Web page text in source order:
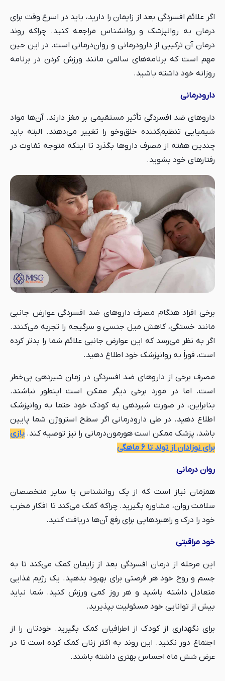
اگر علائم افسردگی بعد از زایمان را دارید، باید در اسرع وقت برای
درمان به روانپزشک و روانشناس مراجعه کنید. چراکه روند
درمان آن ترکیبی از دارودرمانی و روان‌درمانی است. در این حین
مهم است که برنامه‌های سالمی مانند ورزش کردن در برنامه
روزانه خود داشته باشید.
دارودرمانی
داروهای ضد افسردگی تأثیر مستقیمی بر مغز دارند. آن‌ها مواد
شیمیایی تنظیم‌کننده خلق‌وخو را تغییر می‌دهند. البته باید
چندین هفته از مصرف داروها بگذرد تا اینکه متوجه تفاوت در
رفتارهای خود بشوید.
برخی افراد هنگام مصرف داروهای ضد افسردگی عوارض جانبی
مانند خستگی، کاهش میل جنسی و سرگیجه را تجربه می‌کنند.
اگر به نظر می‌رسد که این عوارض جانبی علائم شما را بدتر کرده
است، فوراً به روانپزشک خود اطلاع دهید.
مصرف برخی از داروهای ضد افسردگی در زمان شیردهی بی‌خطر
است، اما در مورد برخی دیگر ممکن است اینطور نباشند.
بنابراین، در صورت شیردهی به کودک خود حتما به روانپزشک
اطلاع دهید. در طی دارودرمانی اگر سطح استروژن شما پایین
باشد، پزشک ممکن است هورمون‌درمانی را نیز توصیه کند. بازی
برای نوزادان از تولد تا 6 ماهگی
روان درمانی
همزمان نیاز است که از یک روانشناس یا سایر متخصصان
سلامت روان، مشاوره بگیرید. چراکه کمک می‌کند تا افکار مخرب
خود را درک و راهبردهایی برای رفع آن‌ها دریافت کنید.
خود مراقبتی
این مرحله از درمان افسردگی بعد از زایمان کمک می‌کند تا به
جسم و روح خود هر فرصتی برای بهبود بدهید. یک رژیم غذایی
متعادل داشته باشید و هر روز کمی ورزش کنید. شما نباید
بیش از توانایی خود مسئولیت بپذیرید.
برای نگهداری از کودک از اطرافیان کمک بگیرید. خودتان را از
اجتماع دور نکنید. این روند به اکثر زنان کمک کرده است تا در
عرض شش ماه احساس بهتری داشته باشند.